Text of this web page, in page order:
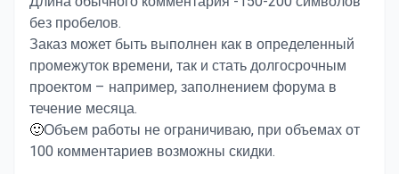
без пробелов.
Заказ может быть выполнен как в определенный
промежуток времени, так и стать долгосрочным
проектом – например, заполнением форума в
течение месяца.
🙂Объем работы не ограничиваю, при объемах от
100 комментариев возможны скидки.